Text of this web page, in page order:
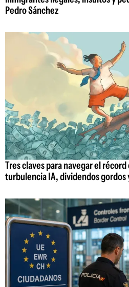
Pedro Sánchez
Tres claves para navegar el
turbulencia IA, dividendos gordos